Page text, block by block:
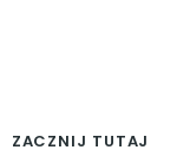
ZACZNIJ TUTAJ